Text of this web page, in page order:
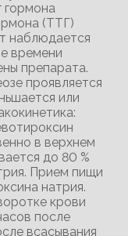
гормона
(ТТГ)
наблюдается
времени
препарата.
проявляется
или
в верхнем
до 80 %
Прием пищи
натрия.
крови
после
всасывания